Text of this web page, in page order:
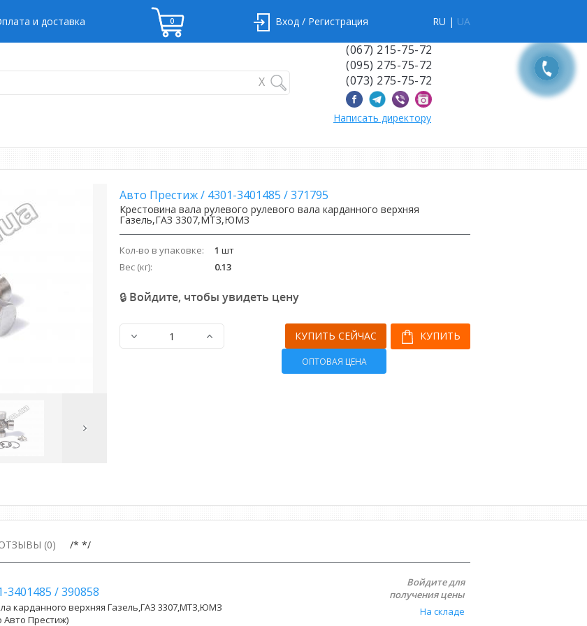
и доставка Вход / Регистрация RU | UA
X
(067) 215-75-72
(095) 275-75-72
(073) 275-75-72
Написать директору
Авто Престиж/ 4301-3401485 /371795
Крестовина вала рулевого рулевого вала карданного верхняя
Газель,ГАЗ 3307,МТЗ,ЮМЗ
Кол-во в упаковке: 1 шт
Вес (кг):
0.13
🔒 Войдите, чтобы увидеть цену
КУПИТЬ
КУПИТЬ СЕЙЧАС
ОПТОВАЯ ЦЕНА
(0) /* */
3401485 /390858
карданного верхняя Газель,ГАЗ 3307,МТЗ,ЮМЗ
Авто Престиж)
Войдите для
получения цены
На складе